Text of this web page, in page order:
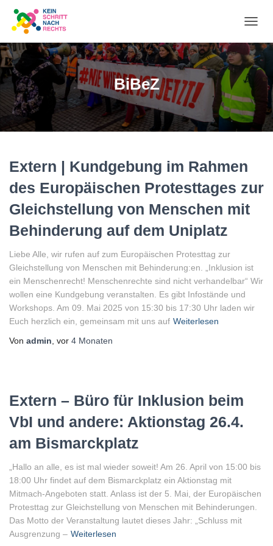
BiBeZ
Extern | Kundgebung im Rahmen
des Europäischen Protesttages zur
Gleichstellung von Menschen mit
Behinderung auf dem Uniplatz
Liebe Alle, wir rufen auf zum Europäischen Protesttag zur
Gleichstellung von Menschen mit Behinderung:en. „Inklusion ist
ein Menschenrecht! Menschenrechte sind nicht verhandelbar“ Wir
wollen eine Kundgebung veranstalten. Es gibt Infostände und
Workshops. Am 09. Mai 2025 von 15:30 bis 17:30 Uhr laden wir
Euch herzlich ein, gemeinsam mit uns auf Weiterlesen
Von admin , vor 4 Monaten
Extern – Büro für Inklusion beim
VbI und andere: Aktionstag 26.4.
am Bismarckplatz
„Hallo an alle, es ist mal wieder soweit! Am 26. April von 15:00 bis
18:00 Uhr findet auf dem Bismarckplatz ein Aktionstag mit
Mitmach-Angeboten statt. Anlass ist der 5. Mai, der Europäischen
Protesttag zur Gleichstellung von Menschen mit Behinderungen.
Das Motto der Veranstaltung lautet dieses Jahr: „Schluss mit
Ausgrenzung – Weiterlesen